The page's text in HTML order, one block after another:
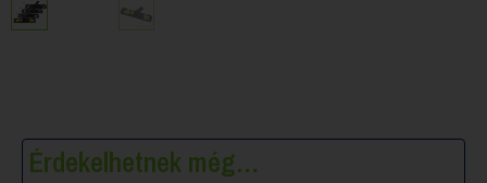
Érdekelhetnek még…